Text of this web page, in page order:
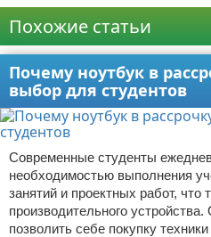
Похожие статьи
Почему ноутбук в
выбор для студентов
Современные студенты
необходимостью выполнения
занятий и проектных работ, что
производительного
позволить себе покупку техники